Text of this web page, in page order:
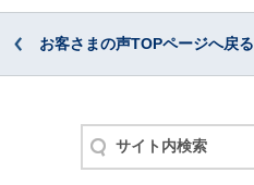
お客さまの声TOPページへ戻る